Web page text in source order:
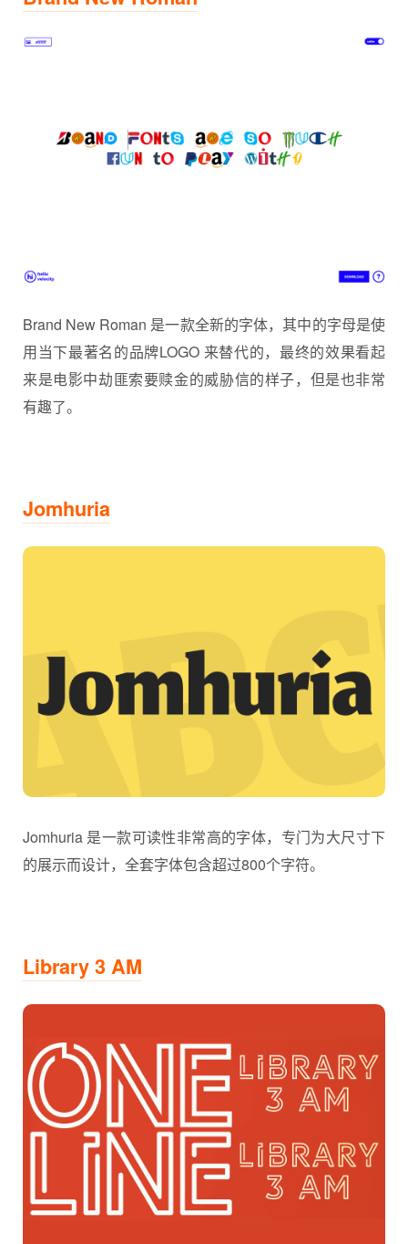
Brand New Roman 是一款全新的字体，其中的字母是使
用当下最著名的品牌LOGO 来替代的，最终的效果看起
来是电影中劫匪索要赎金的威胁信的样子，但是也非常
有趣了。
Jomhuria
Jomhuria 是一款可读性非常高的字体，专门为大尺寸下
的展示而设计，全套字体包含超过800个字符。
Library 3 AM